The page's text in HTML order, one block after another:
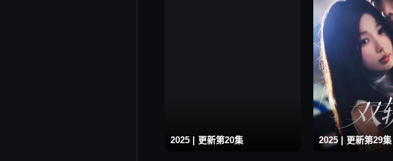
2025 | 更新第20集 2025 | 更新第29集